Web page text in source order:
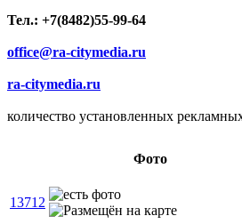
Тел.: +7(8482)55-99-64
office@ra-citymedia.ru
ra-citymedia.ru
количество установленных
Фото
13712